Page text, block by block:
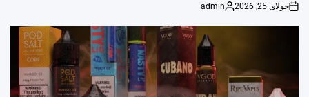
on
جولای 25, 2026
Posted
admin